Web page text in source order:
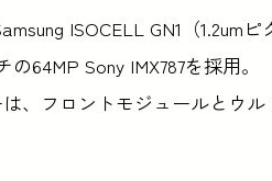
ISOCELL GN1（1.2umピ
64MP Sony IMX787を採用。
は、フロントモジュールとウ